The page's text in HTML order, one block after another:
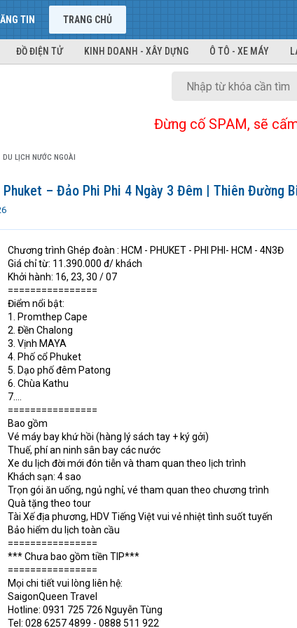
TIN TRANG CHỦ
ĐỒ ĐIỆN TỬ KINH DOANH - XÂY DỰNG Ô TÔ - XE MÁY
Đừng cố SPAM, sẽ
DU LỊCH NƯỚC NGOÀI
Phuket – Đảo Phi Phi 4 Ngày 3 Đêm | Thiên Đường
Chương trình Ghép đoàn : HCM - PHUKET - PHI PHI- HCM - 4N3Đ
Giá chỉ từ: 11.390.000 đ/ khách
Khởi hành: 16, 23, 30 / 07
================
Điểm nổi bật:
1. Promthep Cape
2. Đền Chalong
3. Vịnh MAYA
4. Phố cổ Phuket
5. Dạo phố đêm Patong
6. Chùa Kathu
7....
================
Bao gồm
Vé máy bay khứ hồi (hàng lý sách tay + ký gởi)
Thuế, phí an ninh sân bay các nước
Xe du lịch đời mới đón tiễn và tham quan theo lịch trình
Khách sạn: 4 sao
Trọn gói ăn uống, ngủ nghỉ, vé tham quan theo chương trình
Quà tặng theo tour
Tài Xế địa phương, HDV Tiếng Việt vui vẻ nhiệt tình suốt tuyến
Bảo hiểm du lịch toàn cầu
================
*** Chưa bao gồm tiền TIP***
================
Mọi chi tiết vui lòng liên hệ:
SaigonQueen Travel
Hotline: 0931 725 726 Nguyễn Tùng
Tel: 028 6257 4899 - 0888 511 922